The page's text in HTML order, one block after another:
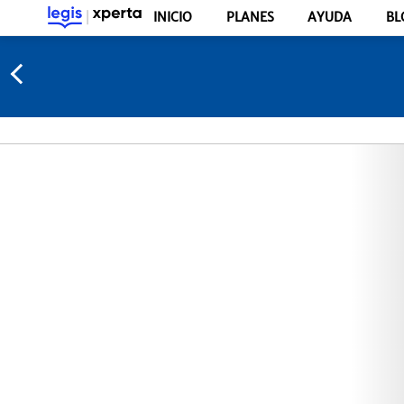
INICIO PLANES AYUDA